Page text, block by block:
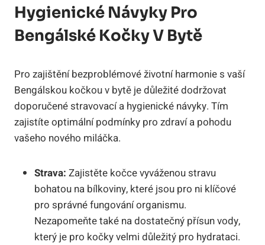
Hygienické Návyky Pro
Bengálské‌ Kočky V Bytě
Pro zajištění bezproblémové životní⁤ harmonie s vaší
Bengálskou kočkou​ v bytě ‍je důležité dodržovat
doporučené stravovací a hygienické návyky. Tím
‍zajistíte optimální podmínky⁢ pro zdraví a pohodu
vašeho nového miláčka.
Strava: Zajistěte‍ kočce vyváženou stravu
bohatou na bílkoviny, které jsou pro ni klíčové
pro správné fungování organismu.
Nezapomeňte také na dostatečný přísun vody,
který‌ je pro kočky⁤ velmi ⁤důležitý pro hydrataci.